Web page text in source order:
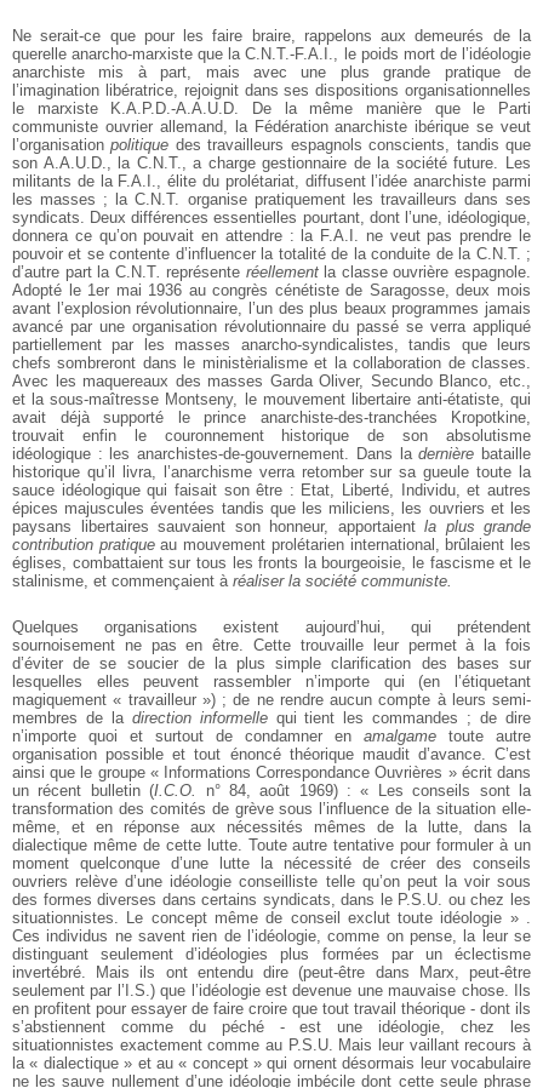
Ne serait-ce que pour les faire braire, rappelons aux demeurés de la
querelle anarcho-marxiste que la C.N.T.-F.A.I., le poids mort de l’idéologie
anarchiste mis à part, mais avec une plus grande pratique de
l’imagination libératrice, rejoignit dans ses dispositions organisationnelles
le marxiste K.A.P.D.-A.A.U.D. De la même manière que le Parti
communiste ouvrier allemand, la Fédération anarchiste ibérique se veut
l’organisationpolitique des travailleurs espagnols conscients, tandis que
son A.A.U.D., la C.N.T., a charge gestionnaire de la société future. Les
militants de la F.A.I., élite du prolétariat, diffusent l’idée anarchiste parmi
les masses ; la C.N.T. organise pratiquement les travailleurs dans ses
syndicats. Deux différences essentielles pourtant, dont l’une, idéologique,
donnera ce qu’on pouvait en attendre : la F.A.I. ne veut pas prendre le
pouvoir et se contente d’influencer la totalité de la conduite de la C.N.T. ;
d’autre part la C.N.T. représente réellement la classe ouvrière espagnole.
Adopté le 1er mai 1936 au congrès cénétiste de Saragosse, deux mois
avant l’explosion révolutionnaire, l’un des plus beaux programmes jamais
avancé par une organisation révolutionnaire du passé se verra appliqué
partiellement par les masses anarcho-syndicalistes, tandis que leurs
chefs sombreront dans le ministèrialisme et la collaboration de classes.
Avec les maquereaux des masses Garda Oliver, Secundo Blanco, etc.,
et la sous-maîtresse Montseny, le mouvement libertaire anti-étatiste, qui
avait déjà supporté le prince anarchiste-des-tranchées Kropotkine,
trouvait enfin le couronnement historique de son absolutisme
idéologique : les anarchistes-de-gouvernement. Dans ladernière bataille
historique qu’il livra, l’anarchisme verra retomber sur sa gueule toute la
sauce idéologique qui faisait son être : Etat, Liberté, Individu, et autres
épices majuscules éventées tandis que les miliciens, les ouvriers et les
paysans libertaires sauvaient son honneur, apportaient la plus grande
contribution pratiqueau mouvement prolétarien international, brûlaient les
églises, combattaient sur tous les fronts la bourgeoisie, le fascisme et le
stalinisme, et commençaient à réaliser la société communiste.
Quelques organisations existent aujourd’hui, qui prétendent
sournoisement ne pas en être. Cette trouvaille leur permet à la fois
d’éviter de se soucier de la plus simple clarification des bases sur
lesquelles elles peuvent rassembler n’importe qui (en l’étiquetant
magiquement « travailleur ») ; de ne rendre aucun compte à leurs semi-
membres de la direction informelle qui tient les commandes ; de dire
n’importe quoi et surtout de condamner en amalgame toute autre
organisation possible et tout énoncé théorique maudit d’avance. C’est
ainsi que le groupe « Informations Correspondance Ouvrières » écrit dans
un récent bulletin (I.C.O. n° 84, août 1969) : « Les conseils sont la
transformation des comités de grève sous l’influence de la situation elle-
même, et en réponse aux nécessités mêmes de la lutte, dans la
dialectique même de cette lutte. Toute autre tentative pour formuler à un
moment quelconque d’une lutte la nécessité de créer des conseils
ouvriers relève d’une idéologie conseilliste telle qu’on peut la voir sous
des formes diverses dans certains syndicats, dans le P.S.U. ou chez les
situationnistes. Le concept même de conseil exclut toute idéologie » .
Ces individus ne savent rien de l’idéologie, comme on pense, la leur se
distinguant seulement d’idéologies plus formées par un éclectisme
invertébré. Mais ils ont entendu dire (peut-être dans Marx, peut-être
seulement par l’I.S.) que l’idéologie est devenue une mauvaise chose. Ils
en profitent pour essayer de faire croire que tout travail théorique - dont ils
s’abstiennent comme du péché - est une idéologie, chez les
situationnistes exactement comme au P.S.U. Mais leur vaillant recours à
la « dialectique » et au « concept » qui ornent désormais leur vocabulaire
ne les sauve nullement d’une idéologie imbécile dont cette seule phrase